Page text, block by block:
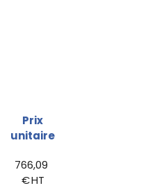
Prix
unitaire
766,09
€ HT